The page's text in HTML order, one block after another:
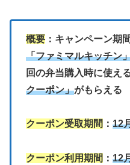
概要 ：キャンペーン期
「ファミマルキッチン
回の弁当購入時に使え
クーポン」がもらえる
クーポン受取期間 ： 12
クーポン利用期間 ： 12